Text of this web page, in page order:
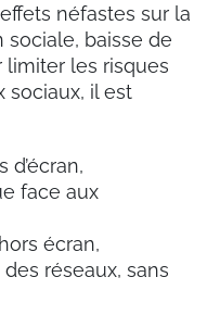
néfastes sur la
sociale, baisse de
limiter les risques
sociaux, il est
face aux
écran,
réseaux, sans